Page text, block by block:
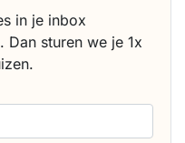
in je inbox
Dan sturen we je 1x